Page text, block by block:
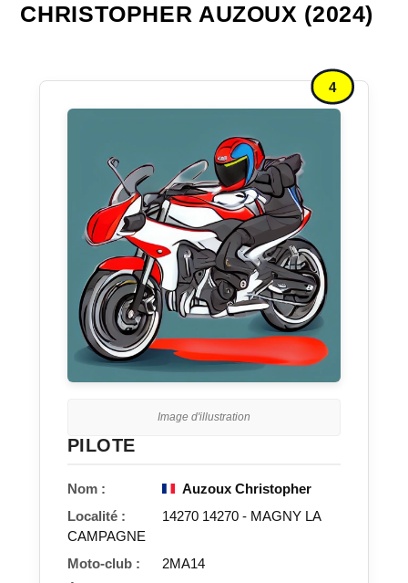
CHRISTOPHER AUZOUX (2024)
4
Image d'illustration
PILOTE
Nom :
Auzoux Christopher
Localité :
14270 14270 - MAGNY LA
CAMPAGNE
Moto-club :
2MA14